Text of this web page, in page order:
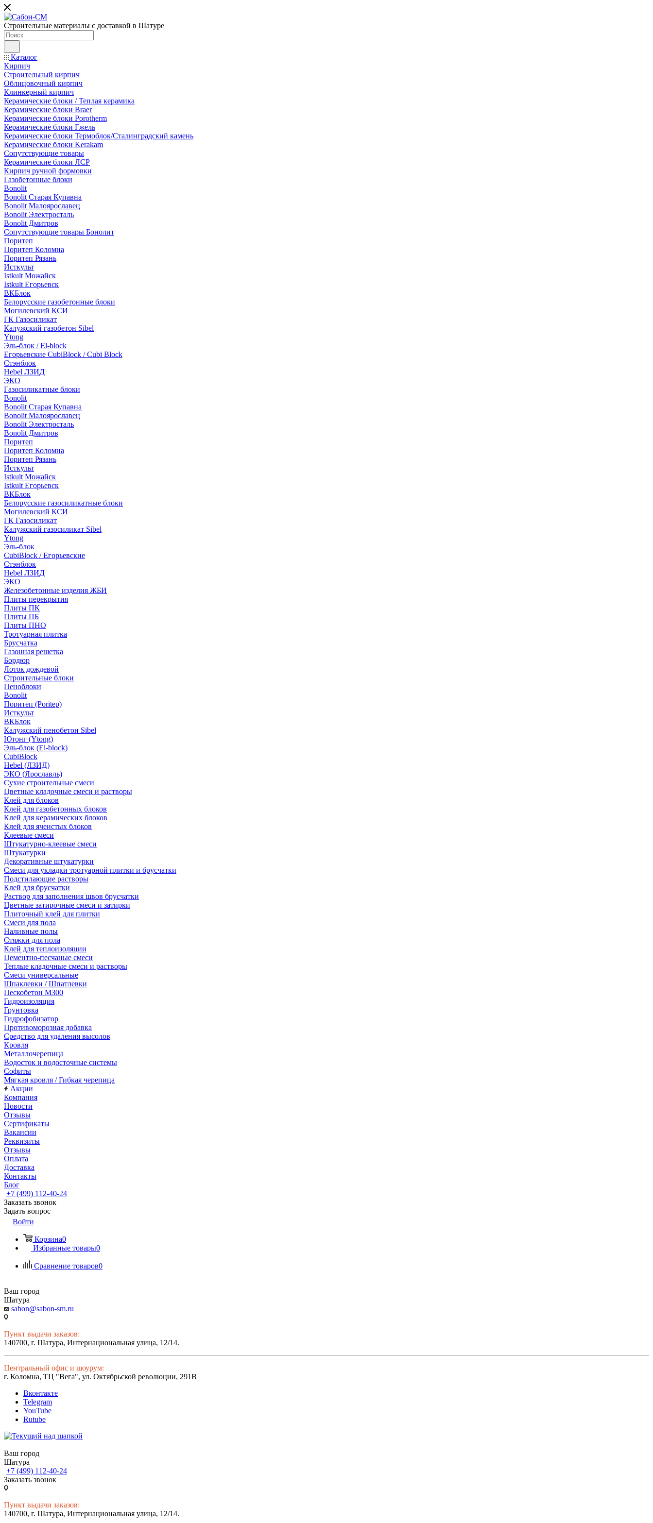
Строительные материалы с доставкой в Шатуре
Каталог
Кирпич
Строительный кирпич
Облицовочный кирпич
Клинкерный кирпич
Керамические блоки / Теплая керамика
Керамические блоки Braer
Керамические блоки Porotherm
Керамические блоки Гжель
Керамические блоки Термоблок/Сталинградский камень
Керамические блоки Kerakam
Сопутствующие товары
Керамические блоки ЛСР
Кирпич ручной формовки
Газобетонные блоки
Bonolit
Bonolit Старая Купавна
Bonolit Малоярославец
Bonolit Электросталь
Bonolit Дмитров
Сопутствующие товары Бонолит
Поритеп
Поритеп Коломна
Поритеп Рязань
Исткульт
Istkult Можайск
Istkult Егорьевск
ВКБлок
Белорусские газобетонные блоки
Могилевский КСИ
ГК Газосиликат
Калужский газобетон Sibel
Ytong
Эль-блок / El-block
Егорьевские CubiBlock / Cubi Block
Стэнблок
Hebel ЛЗИД
ЭКО
Газосиликатные блоки
Bonolit
Bonolit Старая Купавна
Bonolit Малоярославец
Bonolit Электросталь
Bonolit Дмитров
Поритеп
Поритеп Коломна
Поритеп Рязань
Исткульт
Istkult Можайск
Istkult Егорьевск
ВКБлок
Белорусские газосиликатные блоки
Могилевский КСИ
ГК Газосиликат
Калужский газосиликат Sibel
Ytong
Эль-блок
CubiBlock / Егорьевские
Стэнблок
Hebel ЛЗИД
ЭКО
Железобетонные изделия ЖБИ
Плиты перекрытия
Плиты ПК
Плиты ПБ
Плиты ПНО
Тротуарная плитка
Брусчатка
Газонная решетка
Бордюр
Лоток дождевой
Строительные блоки
Пеноблоки
Bonolit
Поритеп (Poritep)
Исткульт
ВКБлок
Калужский пенобетон Sibel
Ютонг (Ytong)
Эль-блок (El-block)
CubiBlock
Hebel (ЛЗИД)
ЭКО (Ярославль)
Сухие строительные смеси
Цветные кладочные смеси и растворы
Клей для блоков
Клей для газобетонных блоков
Клей для керамических блоков
Клей для ячеистых блоков
Клеевые смеси
Штукатурно-клеевые смеси
Штукатурки
Декоративные штукатурки
Смеси для укладки тротуарной плитки и брусчатки
Подстилающие растворы
Клей для брусчатки
Раствор для заполнения швов брусчатки
Цветные затирочные смеси и затирки
Плиточный клей для плитки
Смеси для пола
Наливные полы
Стяжки для пола
Клей для теплоизоляции
Цементно-песчаные смеси
Теплые кладочные смеси и растворы
Смеси универсальные
Шпаклевки / Шпатлевки
Пескобетон М300
Гидроизоляция
Грунтовка
Гидрофобизатор
Противоморозная добавка
Средство для удаления высолов
Кровля
Металлочерепица
Водосток и водосточные системы
Софиты
Мягкая кровля / Гибкая черепица
Акции
Компания
Новости
Отзывы
Сертификаты
Вакансии
Реквизиты
Отзывы
Оплата
Доставка
Контакты
Блог
+7 (499) 112-40-24
Заказать звонок
Задать вопрос
Войти
Корзина0
Избранные товары0
Сравнение товаров0
Ваш город
Шатура
sabon@sabon-sm.ru
Пункт выдачи заказов:
140700, г. Шатура, Интернациональная улица, 12/14.
Центральный офис и шоурум:
г. Коломна, ТЦ "Вега", ул. Октябрьской революции, 291В
Вконтакте
Telegram
YouTube
Rutube
Ваш город
Шатура
+7 (499) 112-40-24
Заказать звонок
Пункт выдачи заказов:
140700, г. Шатура, Интернациональная улица, 12/14.